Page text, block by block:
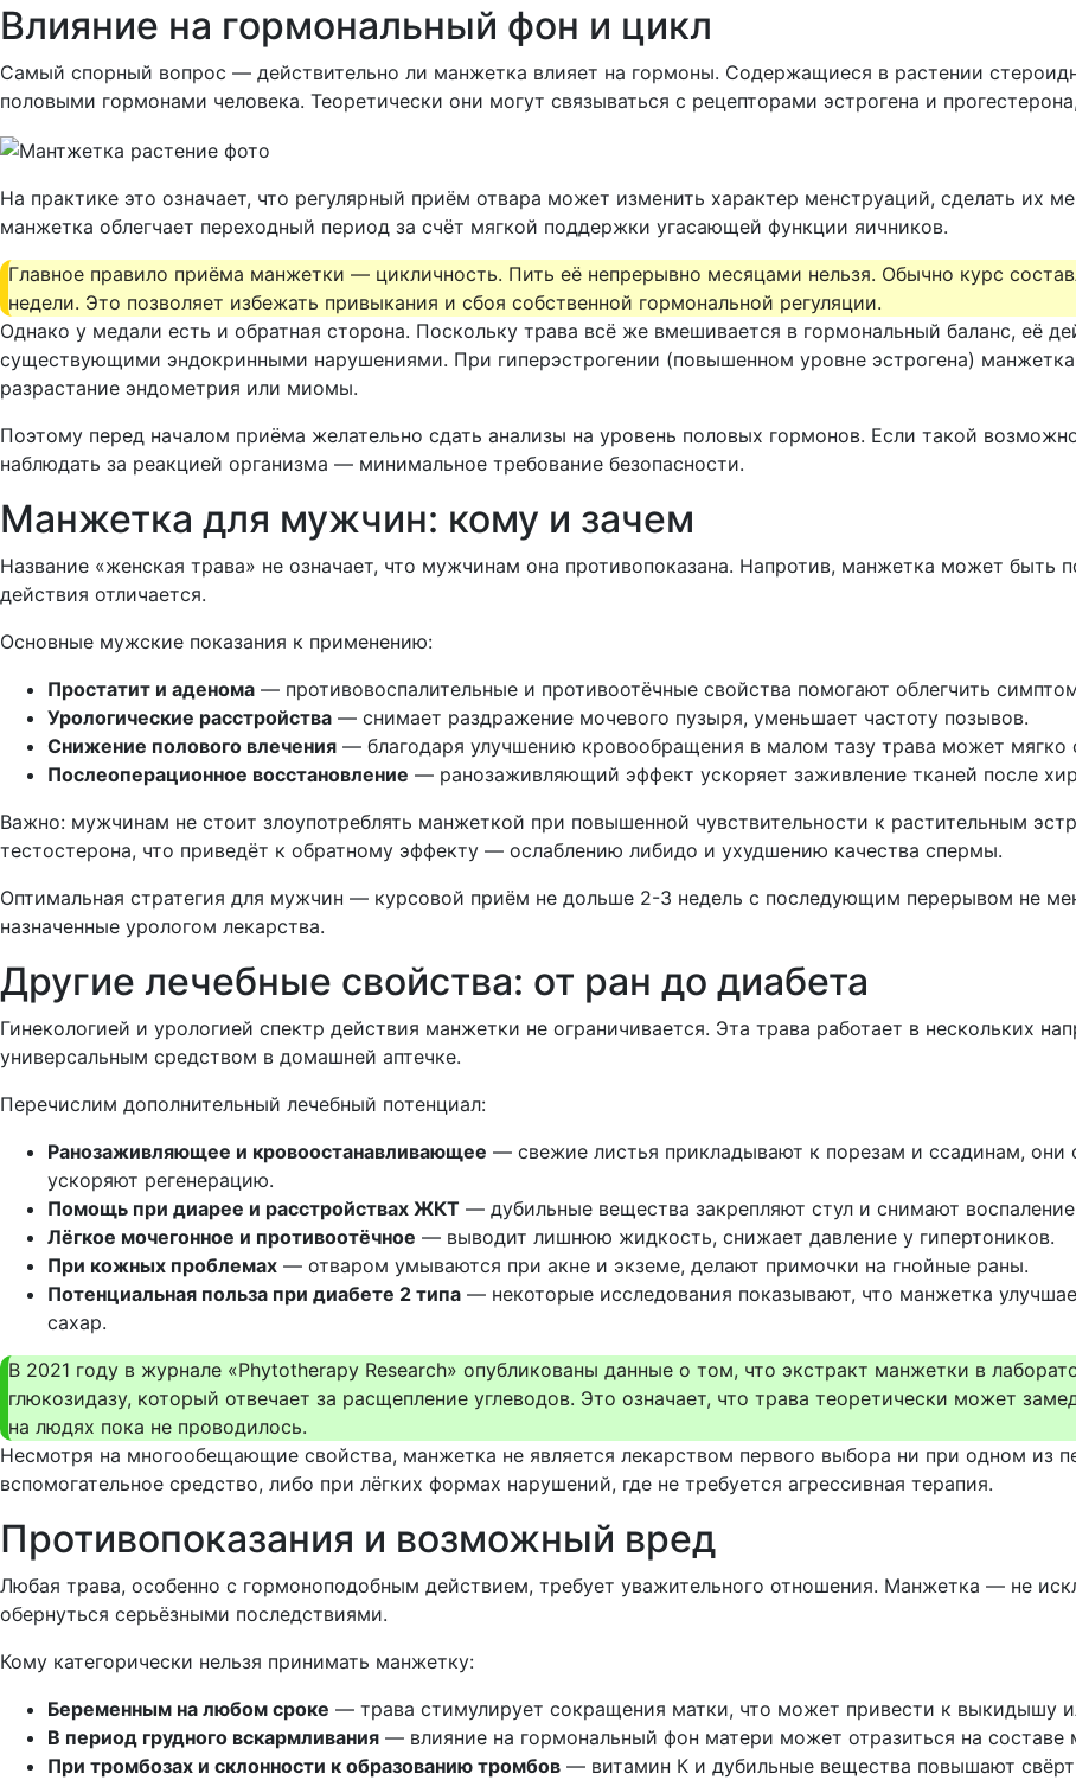
Влияние на гормональный фон и цикл
Самый спорный вопрос — действительно ли манжетка влияет на гормоны. Содержащиеся в растении
половыми гормонами человека. Теоретически они могут связываться с рецепторами эстрогена и
На практике это означает, что регулярный приём отвара может изменить характер менструаций, сделать их
манжетка облегчает переходный период за счёт мягкой поддержки угасающей функции яичников.
Главное правило приёма манжетки — цикличность. Пить её непрерывно месяцами нельзя. Обычно курс
недели. Это позволяет избежать привыкания и сбоя собственной гормональной регуляции.
Однако у медали есть и обратная сторона. Поскольку трава всё же вмешивается в гормональный баланс, её
существующими эндокринными нарушениями. При гиперэстрогении (повышенном уровне эстрогена)
разрастание эндометрия или миомы.
Поэтому перед началом приёма желательно сдать анализы на уровень половых гормонов. Если такой
наблюдать за реакцией организма — минимальное требование безопасности.
Манжетка для мужчин: кому и зачем
Название «женская трава» не означает, что мужчинам она противопоказана. Напротив, манжетка может быть
действия отличается.
Основные мужские показания к применению:
Простатит и аденома — противовоспалительные и противоотёчные свойства помогают облегчить
Урологические расстройства — снимает раздражение мочевого пузыря, уменьшает частоту позывов.
Снижение полового влечения — благодаря улучшению кровообращения в малом тазу трава может мягко
Послеоперационное восстановление — ранозаживляющий эффект ускоряет заживление тканей после
Важно: мужчинам не стоит злоупотреблять манжеткой при повышенной чувствительности к растительным
тестостерона, что приведёт к обратному эффекту — ослаблению либидо и ухудшению качества спермы.
Оптимальная стратегия для мужчин — курсовой приём не дольше 2-3 недель с последующим перерывом не
назначенные урологом лекарства.
Другие лечебные свойства: от ран до диабета
Гинекологией и урологией спектр действия манжетки не ограничивается. Эта трава работает в нескольких
универсальным средством в домашней аптечке.
Перечислим дополнительный лечебный потенциал:
Ранозаживляющее и кровоостанавливающее — свежие листья прикладывают к порезам и ссадинам, они
ускоряют регенерацию.
Помощь при диарее и расстройствах ЖКТ — дубильные вещества закрепляют стул и снимают
Лёгкое мочегонное и противоотёчное — выводит лишнюю жидкость, снижает давление у гипертоников.
При кожных проблемах — отваром умываются при акне и экземе, делают примочки на гнойные раны.
Потенциальная польза при диабете 2 типа — некоторые исследования показывают, что манжетка
сахар.
В 2021 году в журнале «Phytotherapy Research» опубликованы данные о том, что экстракт манжетки в
глюкозидазу, который отвечает за расщепление углеводов. Это означает, что трава теоретически может
на людях пока не проводилось.
Несмотря на многообещающие свойства, манжетка не является лекарством первого выбора ни при одном из
вспомогательное средство, либо при лёгких формах нарушений, где не требуется агрессивная терапия.
Противопоказания и возможный вред
Любая трава, особенно с гормоноподобным действием, требует уважительного отношения. Манжетка — не
обернуться серьёзными последствиями.
Кому категорически нельзя принимать манжетку:
Беременным на любом сроке — трава стимулирует сокращения матки, что может привести к выкидышу
В период грудного вскармливания — влияние на гормональный фон матери может отразиться на составе
При тромбозах и склонности к образованию тромбов — витамин К и дубильные вещества повышают